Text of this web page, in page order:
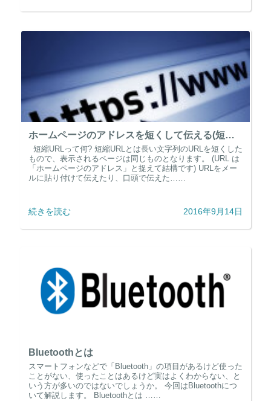
ホームページのアドレスを短くして伝える(短縮URL)
短縮URLって何? 短縮URLとは長い文字列のURLを短くした
もので、表示されるページは同じものとなります。 (URL は
「ホームページのアドレス」と捉えて結構です) URLをメー
ルに貼り付けて伝えたり、口頭で伝えた……
続きを読む 2016年9月14日
Bluetoothとは
スマートフォンなどで「Bluetooth」の項目があるけど使った
ことがない、使ったことはあるけど実はよくわからない、と
いう方が多いのではないでしょうか。 今回はBluetoothにつ
いて解説します。 Bluetoothとは ……